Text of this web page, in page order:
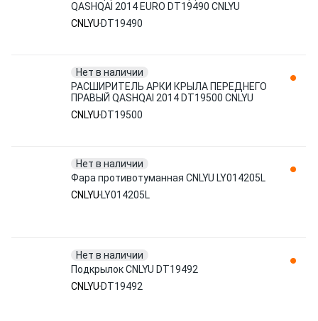
QASHQAI 2014 EURO DT19490 CNLYU
CNLYU DT19490
Нет в наличии
РАСШИРИТЕЛЬ АРКИ КРЫЛА ПЕРЕДНЕГО
ПРАВЫЙ QASHQAI 2014 DT19500 CNLYU
CNLYU DT19500
Нет в наличии
Фара противотуманная CNLYU LY014205L
CNLYU LY014205L
Нет в наличии
Подкрылок CNLYU DT19492
CNLYU DT19492